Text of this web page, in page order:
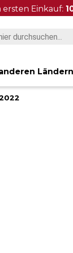
ersten Einkauf:
Ländern